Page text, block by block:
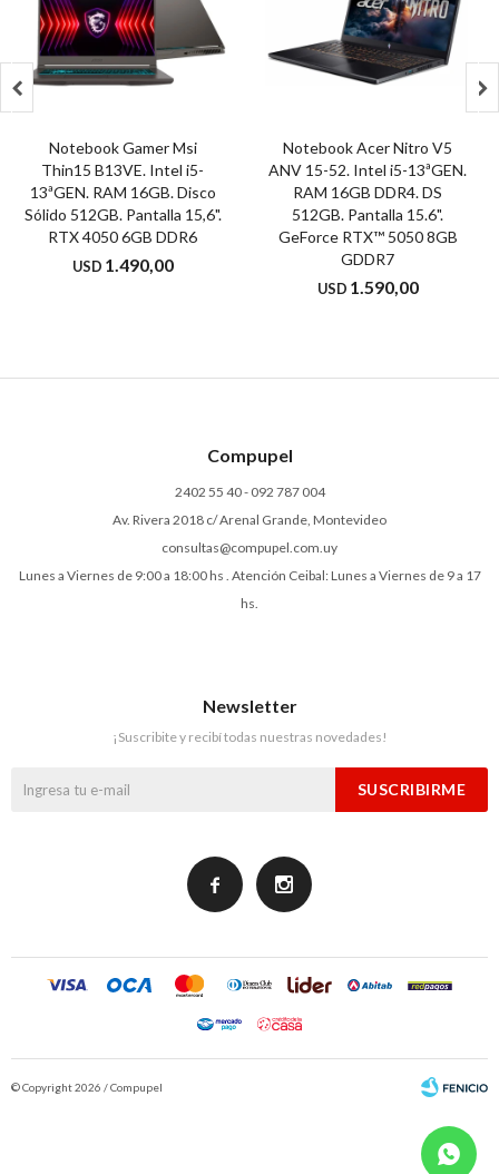
Notebook Gamer Msi
Thin15 B13VE. Intel i5-
13ªGEN. RAM 16GB. Disco
Sólido 512GB. Pantalla 15,6".
RTX 4050 6GB DDR6
USD 1.490,00
Notebook Acer Nitro V5
ANV 15-52. Intel i5-13ªGEN.
RAM 16GB DDR4. DS
512GB. Pantalla 15.6".
GeForce RTX™ 5050 8GB
GDDR7
USD 1.590,00
 
Compupel
2402 55 40 - 092 787 004
Av. Rivera 2018 c/ Arenal Grande, Montevideo
consultas@compupel.com.uy
Lunes a Viernes de 9:00 a 18:00 hs . Atención Ceibal: Lunes a Viernes de 9 a 17
hs.
Newsletter
¡Suscribite y recibí todas nuestras novedades!
SUSCRIBIRME
 
© Copyright 2026 / Compupel